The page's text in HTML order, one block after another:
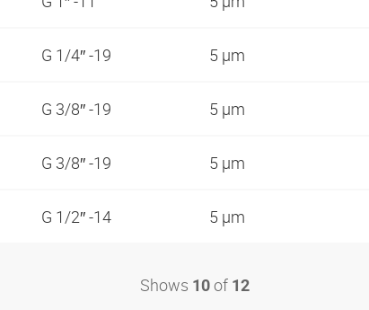
G 1/4″ -19 5 µm
G 3/8″ -19 5 µm
G 3/8″ -19 5 µm
G 1/2″ -14 5 µm
Shows 10 of 12